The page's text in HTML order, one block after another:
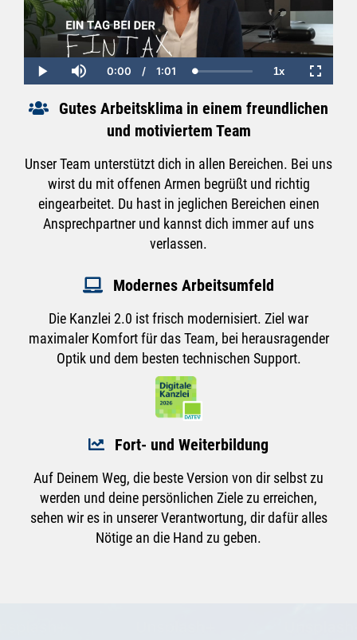
Play Mute
Current
Time
0:00 / Duration
1:01 Loaded:
0.00%
1xPlayback
Rate
Gutes Arbeitsklima in einem freundlichen
und motiviertem Team
Unser Team unterstützt dich in allen Bereichen. Bei uns
wirst du mit offenen Armen begrüßt und richtig
eingearbeitet. Du hast in jeglichen Bereichen einen
Ansprechpartner und kannst dich immer auf uns
verlassen.
Modernes Arbeitsumfeld
Die Kanzlei 2.0 ist frisch modernisiert. Ziel war
maximaler Komfort für das Team, bei herausragender
Optik und dem besten technischen Support.
Fort- und Weiterbildung
Auf Deinem Weg, die beste Version von dir selbst zu
werden und deine persönlichen Ziele zu erreichen,
sehen wir es in unserer Verantwortung, dir dafür alles
Nötige an die Hand zu geben.